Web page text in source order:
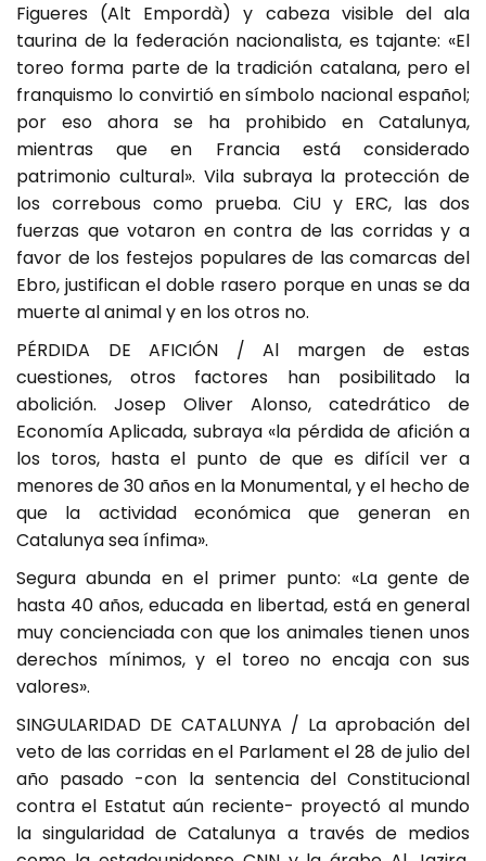
Figueres (Alt Empordà) y cabeza visible del ala
taurina de la federación nacionalista, es tajante: «El
toreo forma parte de la tradición catalana, pero el
franquismo lo convirtió en símbolo nacional español;
por eso ahora se ha prohibido en Catalunya,
mientras que en Francia está considerado
patrimonio cultural». Vila subraya la protección de
los correbous como prueba. CiU y ERC, las dos
fuerzas que votaron en contra de las corridas y a
favor de los festejos populares de las comarcas del
Ebro, justifican el doble rasero porque en unas se da
muerte al animal y en los otros no.
PÉRDIDA DE AFICIÓN / Al margen de estas
cuestiones, otros factores han posibilitado la
abolición. Josep Oliver Alonso, catedrático de
Economía Aplicada, subraya «la pérdida de afición a
los toros, hasta el punto de que es difícil ver a
menores de 30 años en la Monumental, y el hecho de
que la actividad económica que generan en
Catalunya sea ínfima».
Segura abunda en el primer punto: «La gente de
hasta 40 años, educada en libertad, está en general
muy concienciada con que los animales tienen unos
derechos mínimos, y el toreo no encaja con sus
valores».
SINGULARIDAD DE CATALUNYA / La aprobación del
veto de las corridas en el Parlament el 28 de julio del
año pasado -con la sentencia del Constitucional
contra el Estatut aún reciente- proyectó al mundo
la singularidad de Catalunya a través de medios